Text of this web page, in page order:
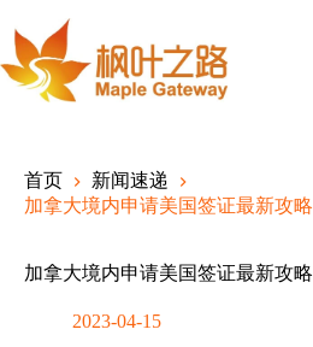
content
首页
新闻速递
加拿大境内申请美国签证最新攻略
加拿大境内申请美国签证最新攻略
2023-04-15